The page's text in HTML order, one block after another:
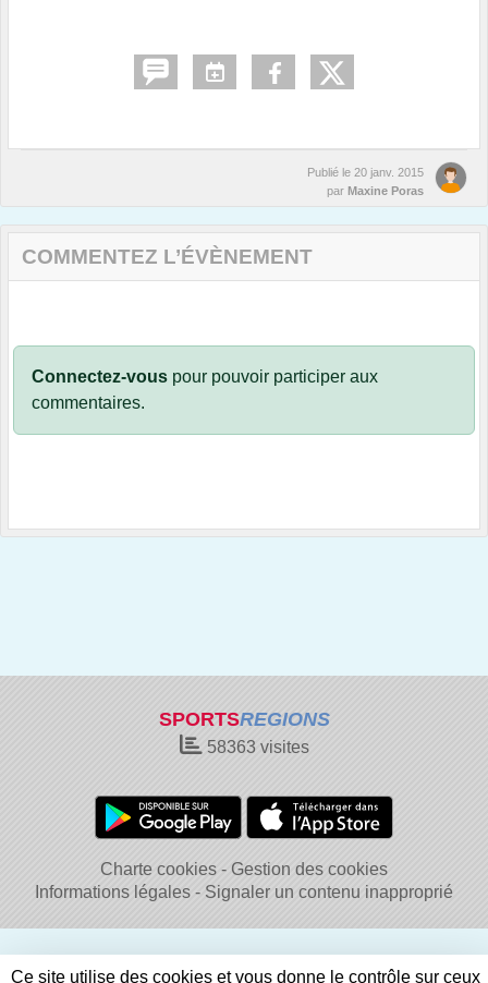
Publié le 20 janv. 2015
par Maxine Poras
COMMENTEZ L’ÉVÈNEMENT
Connectez-vous pour pouvoir participer aux
commentaires.
SPORTSREGIONS
58363visites
Charte cookies
Gestion des cookies
Informations légales
Signaler un contenu inapproprié
Ce site utilise des cookies et vous donne le contrôle sur ceux